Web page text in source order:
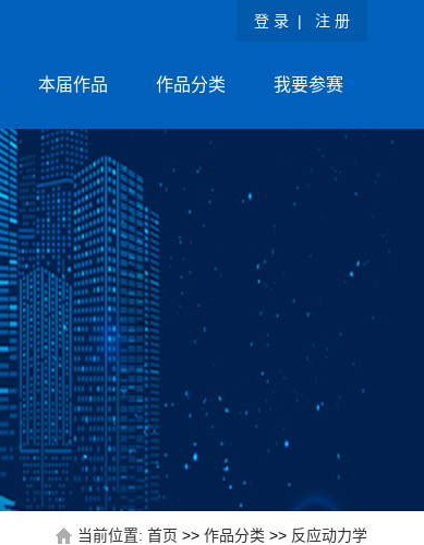
登 录 | 注 册
本届作品 作品分类 我要参赛
当前位置: 首页 >> 作品分类 >> 反应动力学